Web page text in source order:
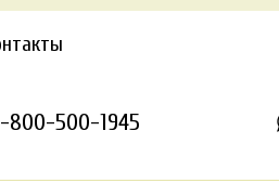
800-500-1945